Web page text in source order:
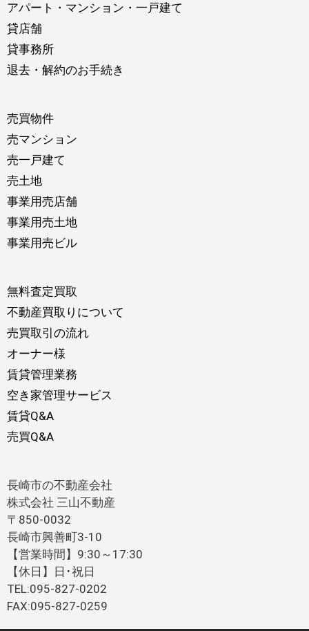
アパート・マンション・一戸建て
貸店舗
貸事務所
退去・解約のお手続き
売買物件
売マンション
売一戸建て
売土地
事業用売店舗
事業用売土地
事業用売ビル
無料査定買取
不動産買取りについて
売買取引の流れ
オーナー様
賃貸管理業務
空き家管理サービス
賃貸Q&A
売買Q&A
長崎市の不動産会社
株式会社 三山不動産
〒850-0032
長崎市興善町3-10
【営業時間】9:30～17:30
【休日】日･祝日
TEL:095-827-0202
FAX:095-827-0259